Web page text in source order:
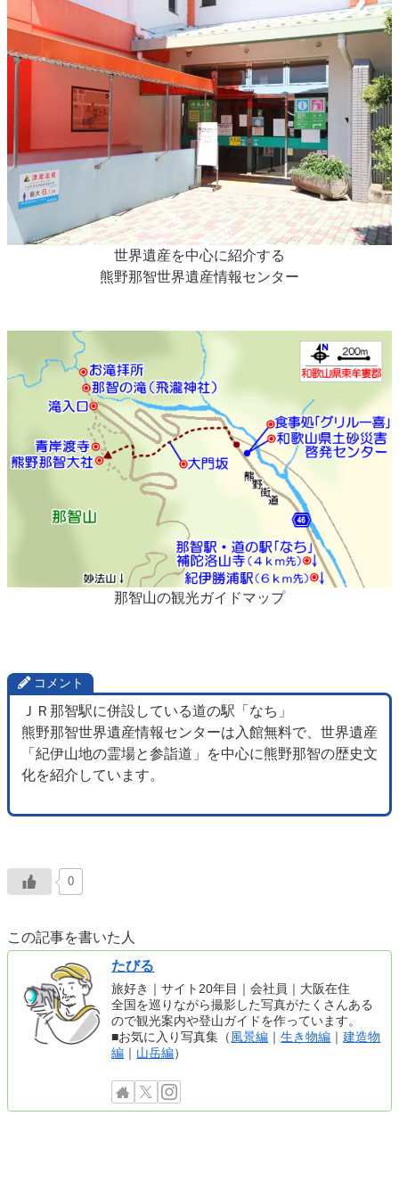
世界遺産を中心に紹介する
熊野那智世界遺産情報センター
那智山の観光ガイドマップ
コメント
ＪＲ那智駅に併設している道の駅「なち」
熊野那智世界遺産情報センターは入館無料で、世界遺産
「紀伊山地の霊場と参詣道」を中心に熊野那智の歴史文
化を紹介しています。
0
この記事を書いた人
たびる
旅好き｜サイト20年目｜会社員｜大阪在住
全国を巡りながら撮影した写真がたくさんある
ので観光案内や登山ガイドを作っています。
■お気に入り写真集（ 風景編 ｜生き物編 ｜建造物
編 ｜ 山岳編）